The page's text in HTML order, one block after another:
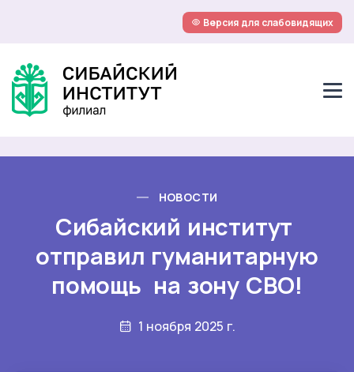
Версия для слабовидящих
НОВОСТИ
Сибайский институт
отправил гуманитарную
помощь на зону СВО!
1 ноября 2025 г.